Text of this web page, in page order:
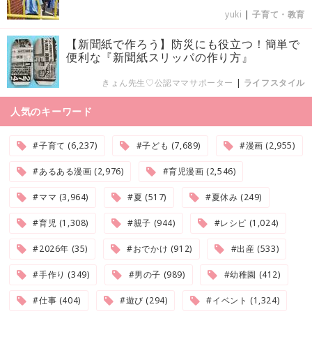
yuki |子育て・教育
【新聞紙で作ろう】防災にも役立つ！簡単で
便利な『新聞紙スリッパの作り方』
きょん先生♡公認ママサポーター | ライフスタイル
人気のキーワード
#子育て (6,237) #子ども (7,689) #漫画 (2,955)
#あるある漫画 (2,976) #育児漫画 (2,546)
#ママ (3,964) #夏 (517) #夏休み (249)
#育児 (1,308) #親子 (944) #レシピ (1,024)
#2026年 (35) #おでかけ (912) #出産 (533)
#手作り (349) #男の子 (989) #幼稚園 (412)
#仕事 (404) #遊び (294) #イベント (1,324)